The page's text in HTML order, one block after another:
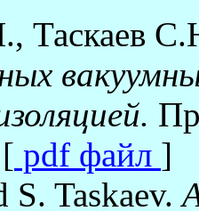
Таскаев
pdf файл ]
S. Taskaev.